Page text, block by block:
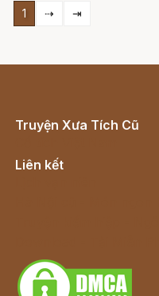
1 ⇢ ⇥
Truyện Xưa Tích Cũ
Liên kết